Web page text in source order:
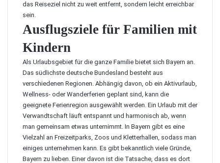
das Reiseziel nicht zu weit entfernt, sondern leicht erreichbar
sein.
Ausflugsziele für Familien mit
Kindern
Als Urlaubsgebiet für die ganze Familie bietet sich Bayern an.
Das südlichste deutsche Bundesland besteht aus
verschiedenen Regionen. Abhängig davon, ob ein Aktivurlaub,
Wellness- oder Wanderferien geplant sind, kann die
geeignete Ferienregion ausgewählt werden. Ein Urlaub mit der
Verwandtschaft läuft entspannt und harmonisch ab, wenn
man gemeinsam etwas unternimmt. In Bayern gibt es eine
Vielzahl an Freizeitparks, Zoos und Kletterhallen, sodass man
einiges unternehmen kann. Es gibt bekanntlich viele Gründe,
Bayern zu lieben. Einer davon ist die Tatsache, dass es dort